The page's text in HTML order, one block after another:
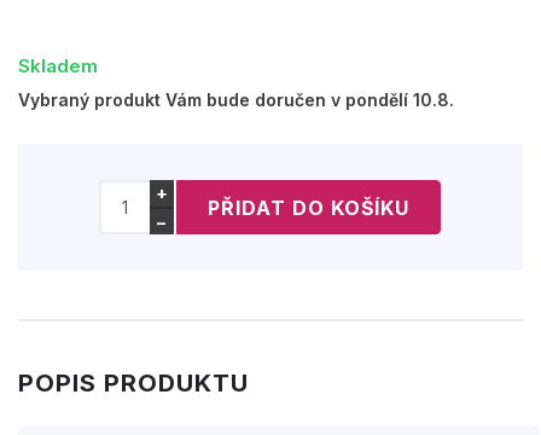
Skladem
Vybraný produkt Vám bude doručen v pondělí 10.8.
+
−
POPIS PRODUKTU